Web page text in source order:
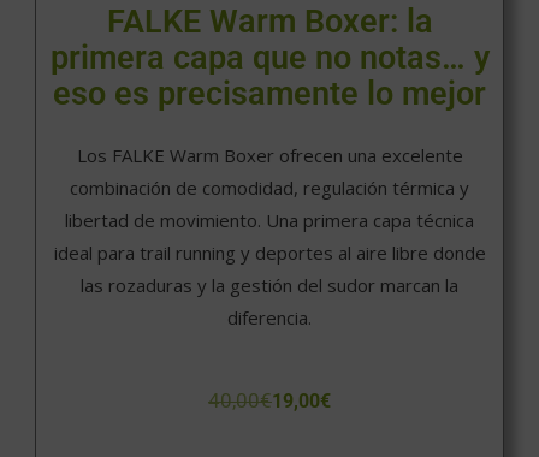
FALKE Warm Boxer: la
primera capa que no notas… y
eso es precisamente lo mejor
Los FALKE Warm Boxer ofrecen una excelente
combinación de comodidad, regulación térmica y
libertad de movimiento. Una primera capa técnica
ideal para trail running y deportes al aire libre donde
las rozaduras y la gestión del sudor marcan la
diferencia.
40,00€19,00€